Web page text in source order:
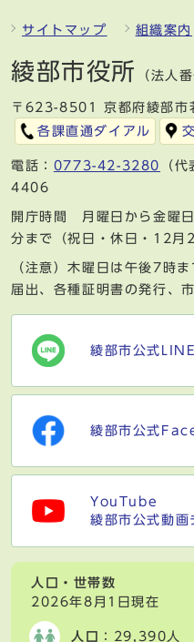
サイトマップ 組織案内
綾部市役所 （法人
〒623-8501 京都府綾部市
各課直通ダイアル
電話： 0773-42-3280
（
4406
開庁時間 月曜日から金曜
分まで（祝日・休日・12月
（注意）木曜日は午後7時
届出、各種証明書の発行、
綾部市公式LINE
綾部市公式
YouTube
綾部市公式動画
人口・世帯数
2026年8月1日現在
人口 ：29,390人